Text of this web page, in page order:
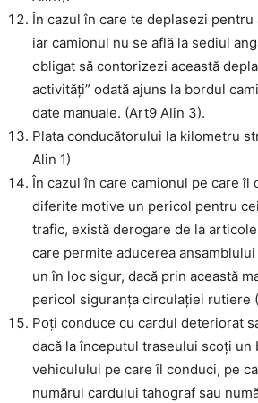
În cazul în care te deplasezi pentru
iar camionul nu se află la sediul
obligat să contorizezi această
activități” odată ajuns la bordul
date manuale. (Art9 Alin 3).
Plata conducătorului la kilometru
Alin 1)
În cazul în care camionul pe care îl
diferite motive un pericol pentru
trafic, există derogare de la
care permite aducerea
un în loc sigur, dacă prin această
pericol siguranța circulației rutiere
Poți conduce cu cardul deteriorat
dacă la începutul traseului scoți un
vehiculului pe care îl conduci, pe
numărul cardului tahograf sau